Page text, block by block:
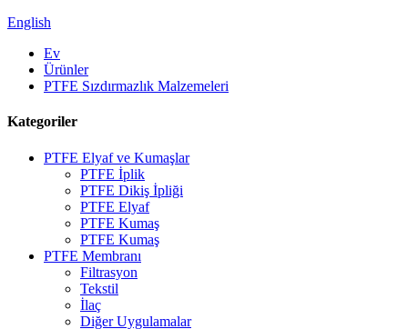
English
Ev
Ürünler
PTFE Sızdırmazlık Malzemeleri
Kategoriler
PTFE Elyaf ve Kumaşlar
PTFE İplik
PTFE Dikiş İpliği
PTFE Elyaf
PTFE Kumaş
PTFE Kumaş
PTFE Membranı
Filtrasyon
Tekstil
İlaç
Diğer Uygulamalar